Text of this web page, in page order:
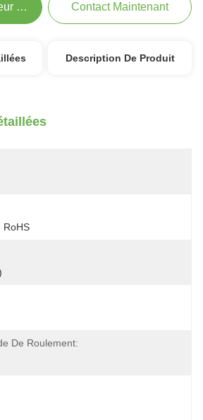
Prix Contact Maintenant
Description De Produit
RoHS
De Roulement: